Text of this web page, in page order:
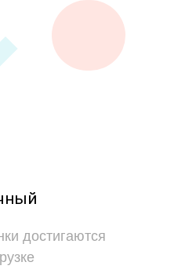
достигаются